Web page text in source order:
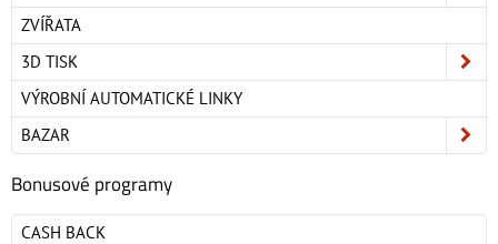
ZVÍŘATA
3D TISK
VÝROBNÍ AUTOMATICKÉ LINKY
BAZAR
Bonusové programy
CASH BACK